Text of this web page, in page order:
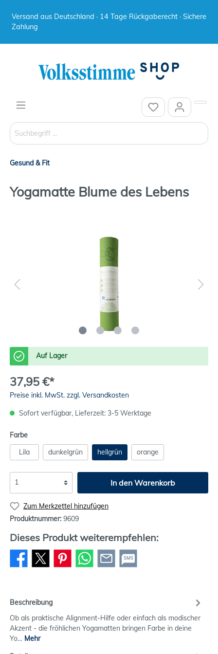
Versand aus Deutschland · 14 Tage Rückgaberecht · Sichere
Zahlung
Gesund & Fit
Yogamatte Blume des Lebens
Auf Lager
37,95 €*
Preise inkl. MwSt. zzgl. Versandkosten
Sofort verfügbar, Lieferzeit: 3-5 Werktage
Farbe
Lila
dunkelgrün hellgrün orange
In den Warenkorb
Zum Merkzettel hinzufügen
Produktnummer: 9609
Dieses Produkt weiterempfehlen:
SMS
Beschreibung
Ob als praktische Alignment-Hilfe oder einfach als modischer
Akzent - die fröhlichen Yogamatten bringen Farbe in deine
Yo… Mehr